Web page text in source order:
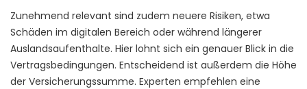
Zunehmend relevant sind zudem neuere Risiken, etwa
Schäden im digitalen Bereich oder während längerer
Auslandsaufenthalte. Hier lohnt sich ein genauer Blick in die
Vertragsbedingungen. Entscheidend ist außerdem die Höhe
der Versicherungssumme. Experten empfehlen eine